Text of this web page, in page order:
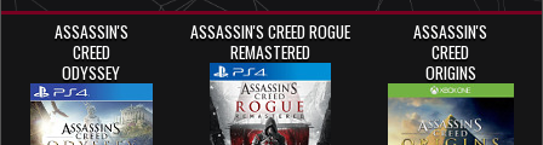
ASSASSIN'S
CREED
ODYSSEY
ASSASSIN'S CREED ROGUE
REMASTERED
ASSASSIN'S
CREED
ORIGINS